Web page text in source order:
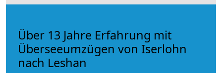
Über 13 Jahre Erfahrung mit
Überseeumzügen von Iserlohn
nach Leshan